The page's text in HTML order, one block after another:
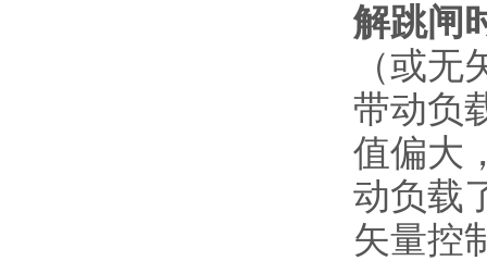
解跳闸
（或
带动负
值偏大
动负载
矢量控